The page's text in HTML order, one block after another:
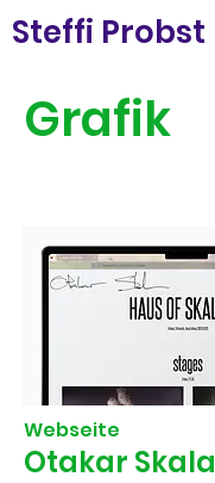
Steffi Probst
Grafik
Webseite
Otakar Skala